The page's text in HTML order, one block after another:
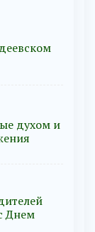
духом и
Днем